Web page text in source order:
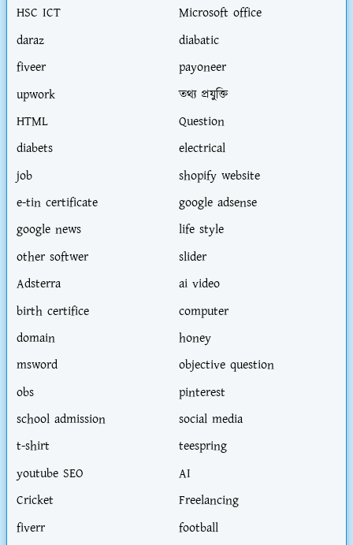
HSC ICT
Microsoft office
daraz
diabatic
fiveer
payoneer
upwork
তথ্য প্রযুক্তি
HTML
Question
diabets
electrical
job
shopify website
e-tin certificate
google adsense
google news
life style
other softwer
slider
Adsterra
ai video
birth certifice
computer
domain
honey
msword
objective question
obs
pinterest
school admission
social media
t-shirt
teespring
youtube SEO
AI
Cricket
Freelancing
fiverr
football